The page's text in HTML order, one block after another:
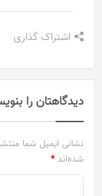
اشتراک گذاری
دیدگاهتان را
نشانی ایمیل شما
شده‌اند *